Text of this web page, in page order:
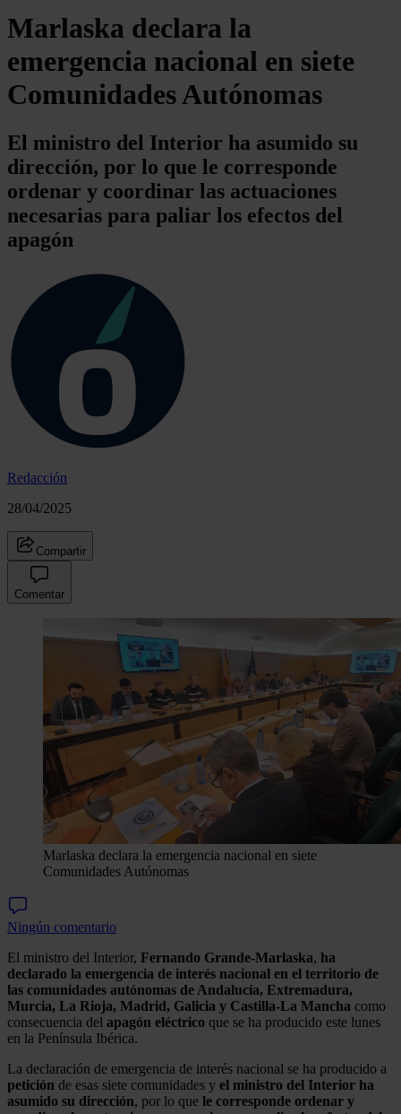
Marlaska declara la
emergencia nacional en siete
Comunidades Autónomas
El ministro del Interior ha asumido su
dirección, por lo que le corresponde
ordenar y coordinar las actuaciones
necesarias para paliar los efectos del
apagón
Redacción
28/04/2025
Compartir
Comentar
Marlaska declara la emergencia nacional en siete
Comunidades Autónomas
Ningún comentario
El ministro del Interior, Fernando Grande-Marlaska, ha
declarado la emergencia de interés nacional en el territorio de
las comunidades autónomas de Andalucía, Extremadura,
Murcia, La Rioja, Madrid, Galicia y Castilla-La Mancha como
consecuencia del apagón eléctrico que se ha producido este lunes
en la Península Ibérica.
La declaración de emergencia de interés nacional se ha producido a
petición de esas siete comunidades y el ministro del Interior ha
asumido su dirección, por lo que le corresponde ordenar y